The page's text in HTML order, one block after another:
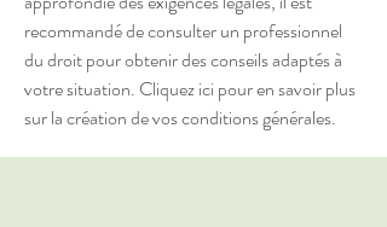
recommandé de consulter un professionnel
du droit pour obtenir des conseils adaptés à
votre situation. Cliquez ici pour en savoir plus
sur la création de vos conditions générales.